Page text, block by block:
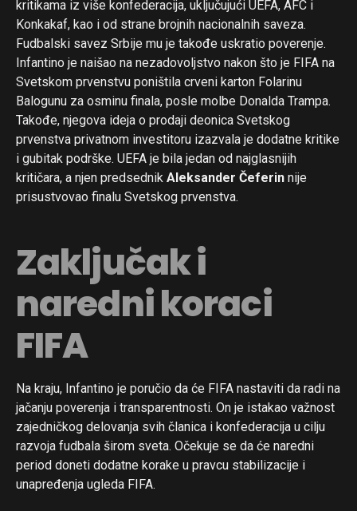
kritikama iz više konfederacija, uključujući UEFA, AFC i
Konkakaf, kao i od strane brojnih nacionalnih saveza.
Fudbalski savez Srbije mu je takođe uskratio poverenje.
Infantino je naišao na nezadovoljstvo nakon što je FIFA na
Svetskom prvenstvu poništila crveni karton Folarinu
Balogunu za osminu finala, posle molbe Donalda Trampa.
Takođe, njegova ideja o prodaji deonica Svetskog
prvenstva privatnom investitoru izazvala je dodatne kritike
i gubitak podrške. UEFA je bila jedan od najglasnijih
kritičara, a njen predsednik Aleksander Čeferin nije
prisustvovao finalu Svetskog prvenstva.
Zaključak i
naredni koraci
FIFA
Na kraju, Infantino je poručio da će FIFA nastaviti da radi na
jačanju poverenja i transparentnosti. On je istakao važnost
zajedničkog delovanja svih članica i konfederacija u cilju
razvoja fudbala širom sveta. Očekuje se da će naredni
period doneti dodatne korake u pravcu stabilizacije i
unapređenja ugleda FIFA.